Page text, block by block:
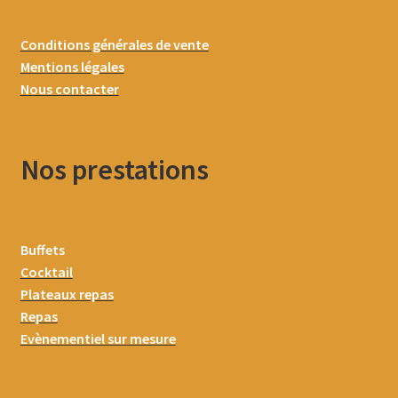
Conditions générales de vente
Mentions légales
Nous contacter
Nos prestations
Buffets
Cocktail
Plateaux repas
Repas
Evènementiel sur mesure